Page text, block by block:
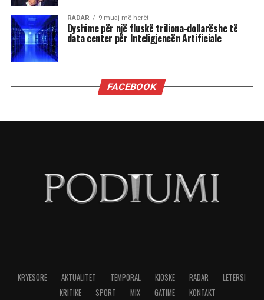
RADAR 9 muaj më herët
Dyshime për një fluskë triliona-dollarëshe të
data center për Inteligjencën Artificiale
FACEBOOK
KRYESORE AKTUALITET TEMPORAL KIOSKE RADAR
LETERSI
KRITIKE
SPORT MIX GATIME KONTAKT